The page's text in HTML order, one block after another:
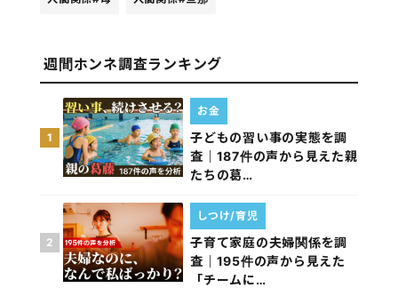
週間ホンネ調査ランキング
1
子どもの習い事の実態を調
査｜187件の声から見えた親
たちの葛…
お金
2
子育て家庭の夫婦関係を調
査｜195件の声から見えた
「チームに…
しつけ/育児